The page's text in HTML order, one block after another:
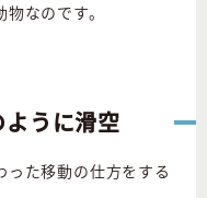
なのです。
うに滑空
た移動の仕方をする